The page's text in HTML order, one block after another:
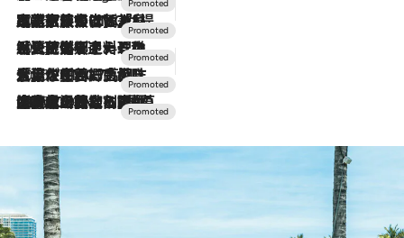
2026.7.31
【ホテル帰省】という選択肢をOMOが提案。家族とほどよい距離を保つには「昼は実家、夜は気兼ねなくホテルで！」
2026.7.24
【夏限定ディナーコース】旬を迎える稚鮎や花ズッキーニなどをイタリア・トスカーナの郷土料理の手法で満喫！
2026.7.17
「土佐和ハーブかき氷」がOMO7高知に登場！生姜、山椒、大葉など目にも舌にも涼を呼ぶ郷土の味
2026.7.10
NEW OPEN！【界 草津】名湯の地に誕生。趣の異なる2種の温泉と上州ならではの会席・蕎麦割烹など美食を味わう究極の癒やし旅